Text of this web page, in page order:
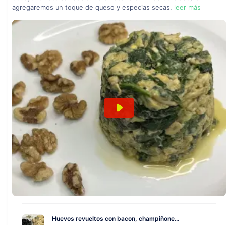
agregaremos un toque de queso y especias secas. leer más
Huevos revueltos con bacon, champiñone...